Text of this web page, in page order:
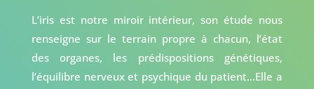
L’iris est notre miroir intérieur, son étude nous
renseigne sur le terrain propre à chacun, l’état
des organes, les prédispositions génétiques,
l’équilibre nerveux et psychique du patient…Elle a